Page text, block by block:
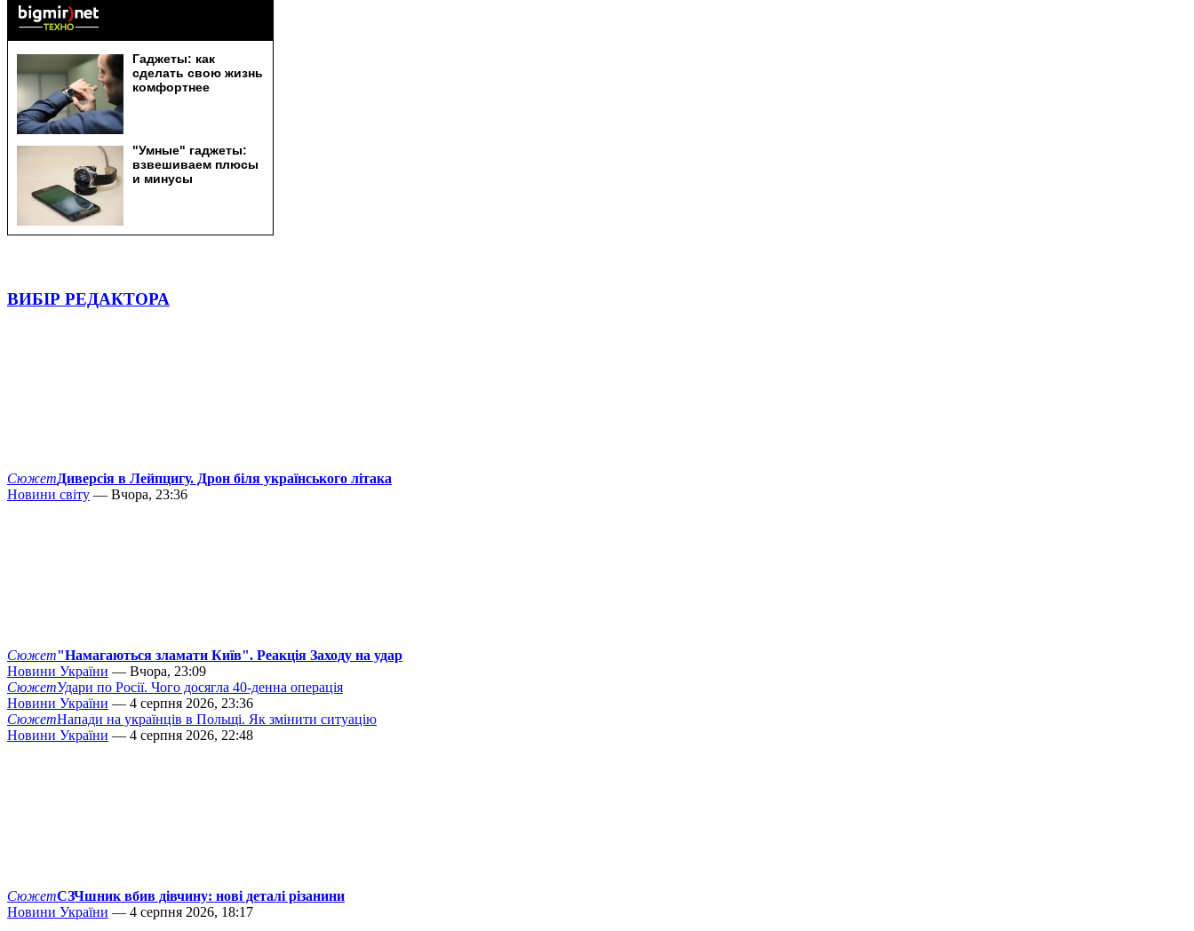
ВИБІР РЕДАКТОРА
СюжетДиверсія в Лейпцигу. Дрон біля українського літака
Новини світу — Вчора, 23:36
Сюжет"Намагаються зламати Київ". Реакція Заходу на удар
Новини України — Вчора, 23:09
СюжетУдари по Росії. Чого досягла 40-денна операція
Новини України — 4 серпня 2026, 23:36
СюжетНапади на українців в Польщі. Як змінити ситуацію
Новини України — 4 серпня 2026, 22:48
СюжетСЗЧшник вбив дівчину: нові деталі різанини
Новини України — 4 серпня 2026, 18:17